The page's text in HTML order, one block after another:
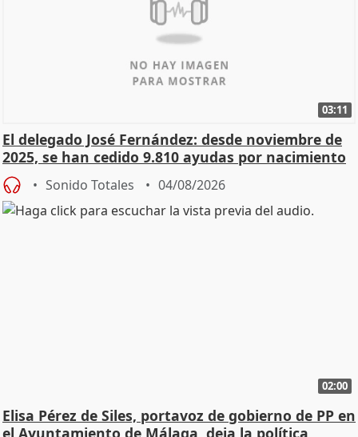
03:11
El delegado José Fernández: desde noviembre de
2025, se han cedido 9.810 ayudas por nacimiento
Sonido Totales 04/08/2026
02:00
Elisa Pérez de Siles, portavoz de gobierno de PP en
el Ayuntamiento de Málaga, deja la política